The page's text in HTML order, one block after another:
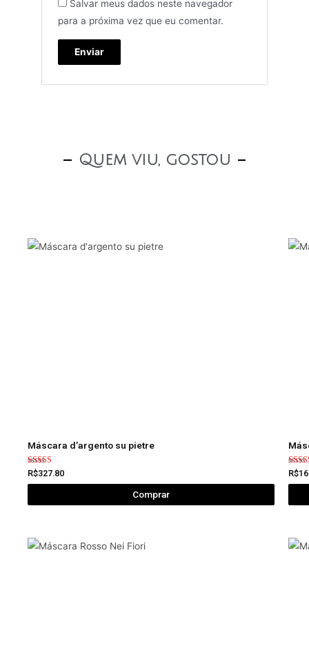
Salvar meus dados neste navegador
para a próxima vez que eu comentar.
Quem viu, gostou
Máscara d’argento su pietre
Avaliação
5.00
de 5
R$327.80
Comprar
5.00
de 5
R$